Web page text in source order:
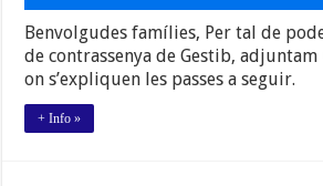
Benvolgudes famílies, Per tal de
de contrassenya de Gestib,
on s’expliquen les passes a seguir.
+ Info »